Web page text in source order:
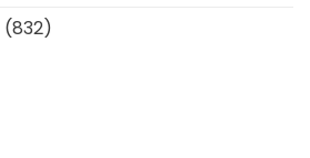
(832)